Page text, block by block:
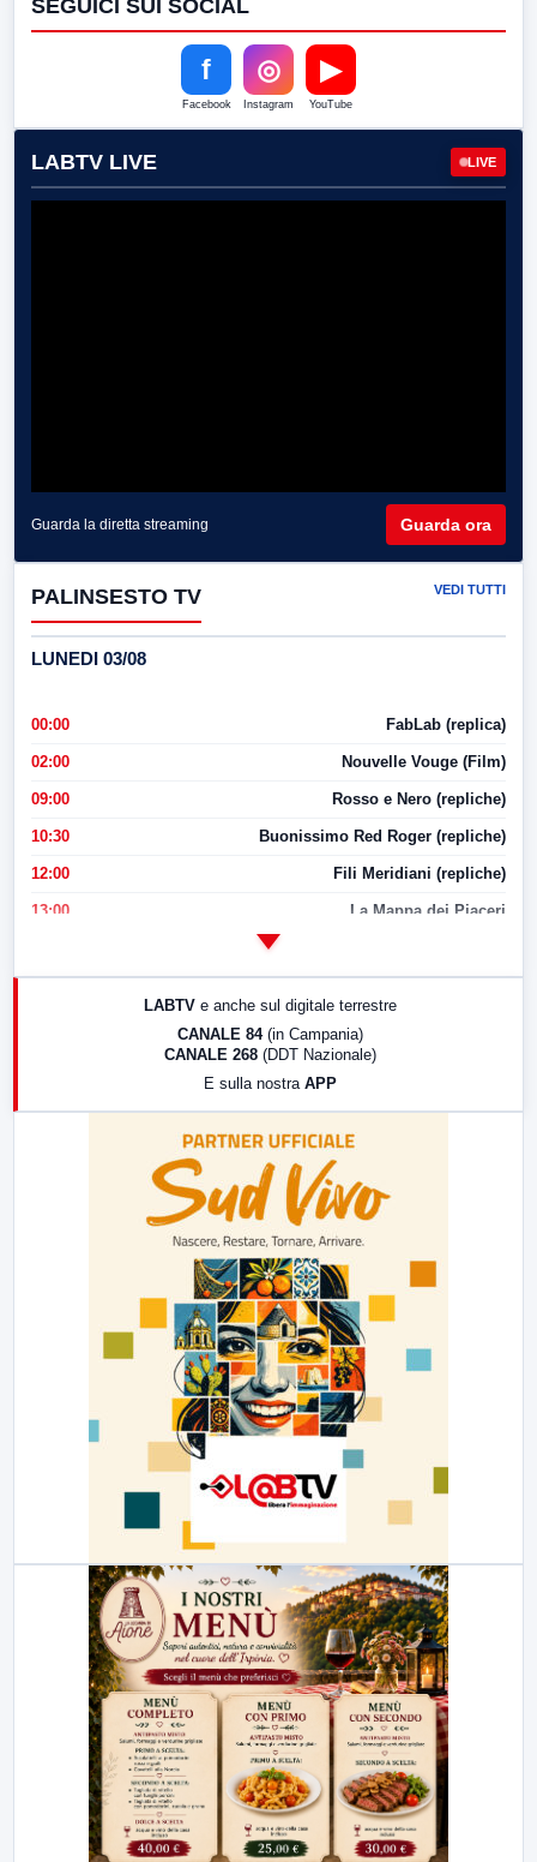
SEGUICI SUI SOCIAL
f
Facebook
◎
Instagram
▶
YouTube
LABTV LIVE LIVE
Guarda la diretta streaming Guarda ora
PALINSESTO TV VEDI TUTTI
LUNEDI 03/08
00:00 FabLab (replica)
02:00 Nouvelle Vouge (Film)
09:00 Rosso e Nero (repliche)
10:30 Buonissimo Red Roger (repliche)
12:00 Fili Meridiani (repliche)
13:00 La Mappa dei Piaceri
LABTV e anche sul digitale terrestre
CANALE 84 (in Campania)
CANALE 268 (DDT Nazionale)
E sulla nostra APP